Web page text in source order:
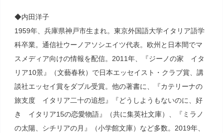
◆内田洋子
1959年、兵庫県神戸市生まれ。東京外国語大学イタリア語学
科卒業。通信社ウーノアソシエイツ代表。欧州と日本間でマ
スメディア向けの情報を配信。2011年、『ジーノの家 イタ
リア10景』（文藝春秋）で日本エッセイスト・クラブ賞、講
談社エッセイ賞をダブル受賞。他の著書に、『カテリーナの
旅支度 イタリア二十の追想』『どうしようもないのに、好
き イタリア15の恋愛物語』（共に集英社文庫）、『ミラノ
の太陽、シチリアの月』（‎小学館文庫）など多数。2019年、